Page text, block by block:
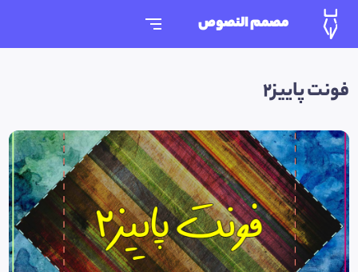
مصمم النصوص
فونت پاییز۲